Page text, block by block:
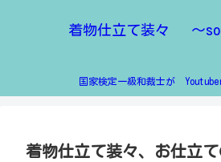
着物仕立て装々 ～
国家検定一級和裁士が
着物仕立て装々、お仕立